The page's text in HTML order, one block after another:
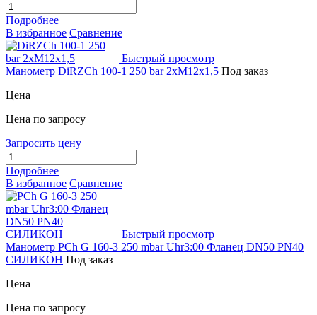
Подробнее
В избранное Сравнение
Быстрый просмотр
Манометр DiRZCh 100-1 250 bar 2xM12x1,5 Под заказ
Цена
Цена по запросу
Запросить цену
Подробнее
В избранное Сравнение
Быстрый просмотр
Манометр PCh G 160-3 250 mbar Uhr3:00 Фланец DN50 PN40
СИЛИКОН Под заказ
Цена
Цена по запросу